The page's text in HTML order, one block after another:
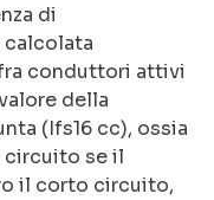
di
calcolata
conduttori attivi
della
(Ifs16 cc), ossia
circuito se il
il corto circuito,